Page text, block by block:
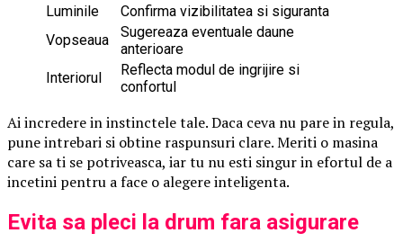
Luminile
Confirma vizibilitatea si siguranta
Vopseaua
Sugereaza eventuale daune
anterioare
Interiorul
Reflecta modul de ingrijire si
confortul
Ai incredere in instinctele tale. Daca ceva nu pare in regula,
pune intrebari si obtine raspunsuri clare. Meriti o masina
care sa ti se potriveasca, iar tu nu esti singur in efortul de a
incetini pentru a face o alegere inteligenta.
Evita sa pleci la drum fara asigurare